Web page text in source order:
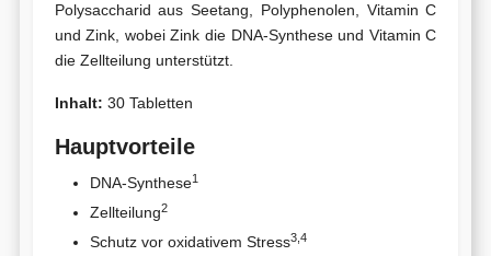
Polysaccharid aus Seetang, Polyphenolen, Vitamin C
und Zink, wobei Zink die DNA-Synthese und Vitamin C
die Zellteilung unterstützt.
Inhalt: 30 Tabletten
Hauptvorteile
DNA-Synthese1
Zellteilung2
Schutz vor oxidativem Stress3, 4